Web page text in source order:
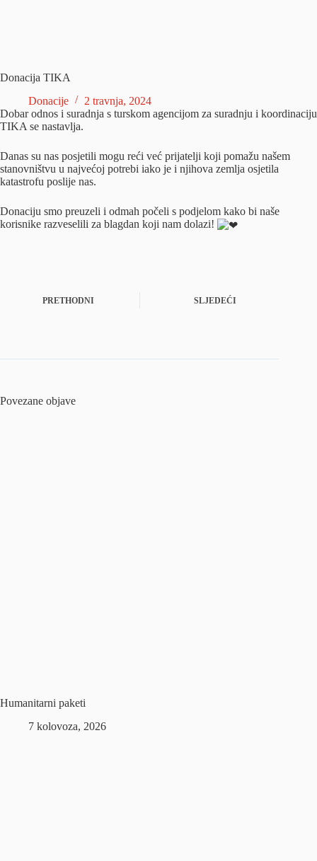
Donacija TIKA
Donacije
2 travnja, 2024
Dobar odnos i suradnja s turskom agencijom za suradnju i koordinaciju
TIKA se nastavlja.
Danas su nas posjetili mogu reći već prijatelji koji pomažu našem
stanovništvu u najvećoj potrebi iako je i njihova zemlja osjetila
katastrofu poslije nas.
Donaciju smo preuzeli i odmah počeli s podjelom kako bi naše
korisnike razveselili za blagdan koji nam dolazi!
PRETHODNI SLJEDEĆI
Povezane objave
Humanitarni paketi
7 kolovoza, 2026